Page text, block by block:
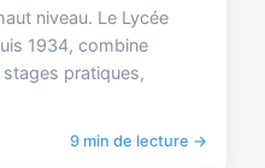
niveau. Le Lycée
1934, combine
pratiques,
9 min de lecture →